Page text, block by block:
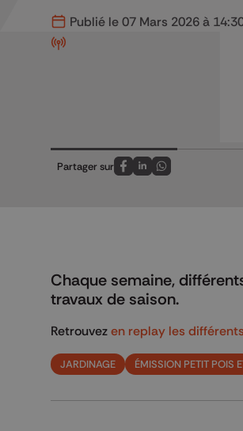
Publié le 07 Mars 2026 à
Partager sur
Partagez sur FaceBook
Partagez sur LinkedIn
Partagez sur
Chaque semaine,
travaux de saison.
Retrouvez en replay les
JARDINAGE ÉMISSION PETIT POIS